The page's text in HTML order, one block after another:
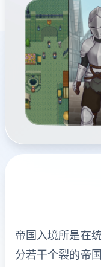
帝国入境所是在
分若干个裂的帝